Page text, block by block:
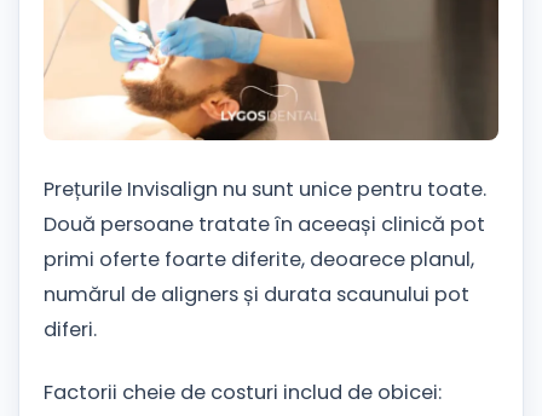
Prețurile Invisalign nu sunt unice pentru toate.
Două persoane tratate în aceeași clinică pot
primi oferte foarte diferite, deoarece planul,
numărul de aligners și durata scaunului pot
diferi.
Factorii cheie de costuri includ de obicei: